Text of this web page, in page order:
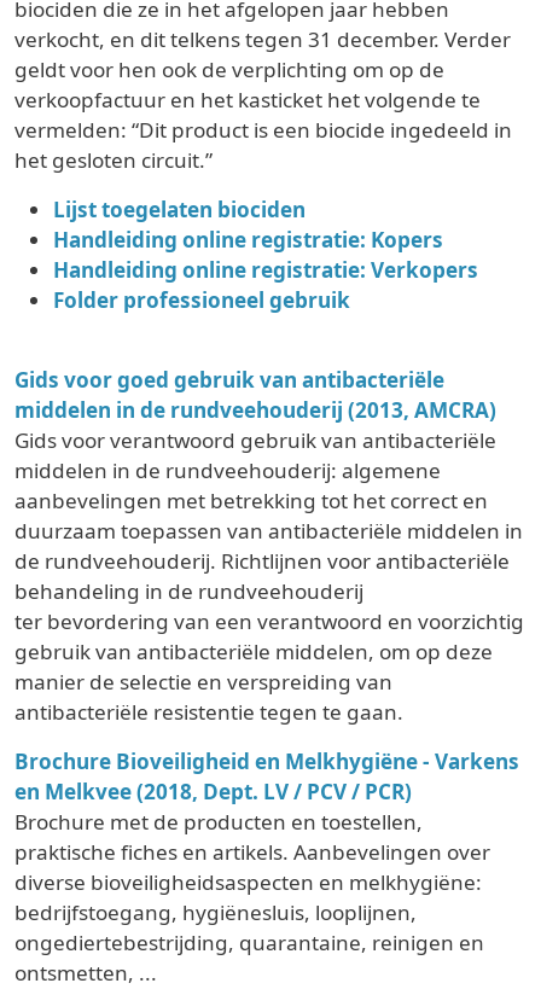
biociden die ze in het afgelopen jaar hebben
verkocht, en dit telkens tegen 31 december. Verder
geldt voor hen ook de verplichting om op de
verkoopfactuur en het kasticket het volgende te
vermelden: “Dit product is een biocide ingedeeld in
het gesloten circuit.”
Lijst toegelaten biociden
Handleiding online registratie: Kopers
Handleiding online registratie: Verkopers
Folder professioneel gebruik
Gids voor goed gebruik van antibacteriële
middelen in de rundveehouderij (2013, AMCRA)
Gids voor verantwoord gebruik van antibacteriële
middelen in de rundveehouderij: algemene
aanbevelingen met betrekking tot het correct en
duurzaam toepassen van antibacteriële middelen in
de rundveehouderij. Richtlijnen voor antibacteriële
behandeling in de rundveehouderij
ter bevordering van een verantwoord en voorzichtig
gebruik van antibacteriële middelen, om op deze
manier de selectie en verspreiding van
antibacteriële resistentie tegen te gaan.
Brochure Bioveiligheid en Melkhygiëne - Varkens
en Melkvee (2018, Dept. LV / PCV / PCR)
Brochure met de producten en toestellen,
praktische fiches en artikels. Aanbevelingen over
diverse bioveiligheidsaspecten en melkhygiëne:
bedrijfstoegang, hygiënesluis, looplijnen,
ongediertebestrijding, quarantaine, reinigen en
ontsmetten, ...